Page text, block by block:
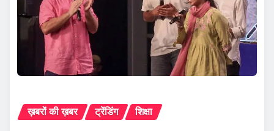
ख़बरों की ख़बर ट्रेंडिंग शिक्षा